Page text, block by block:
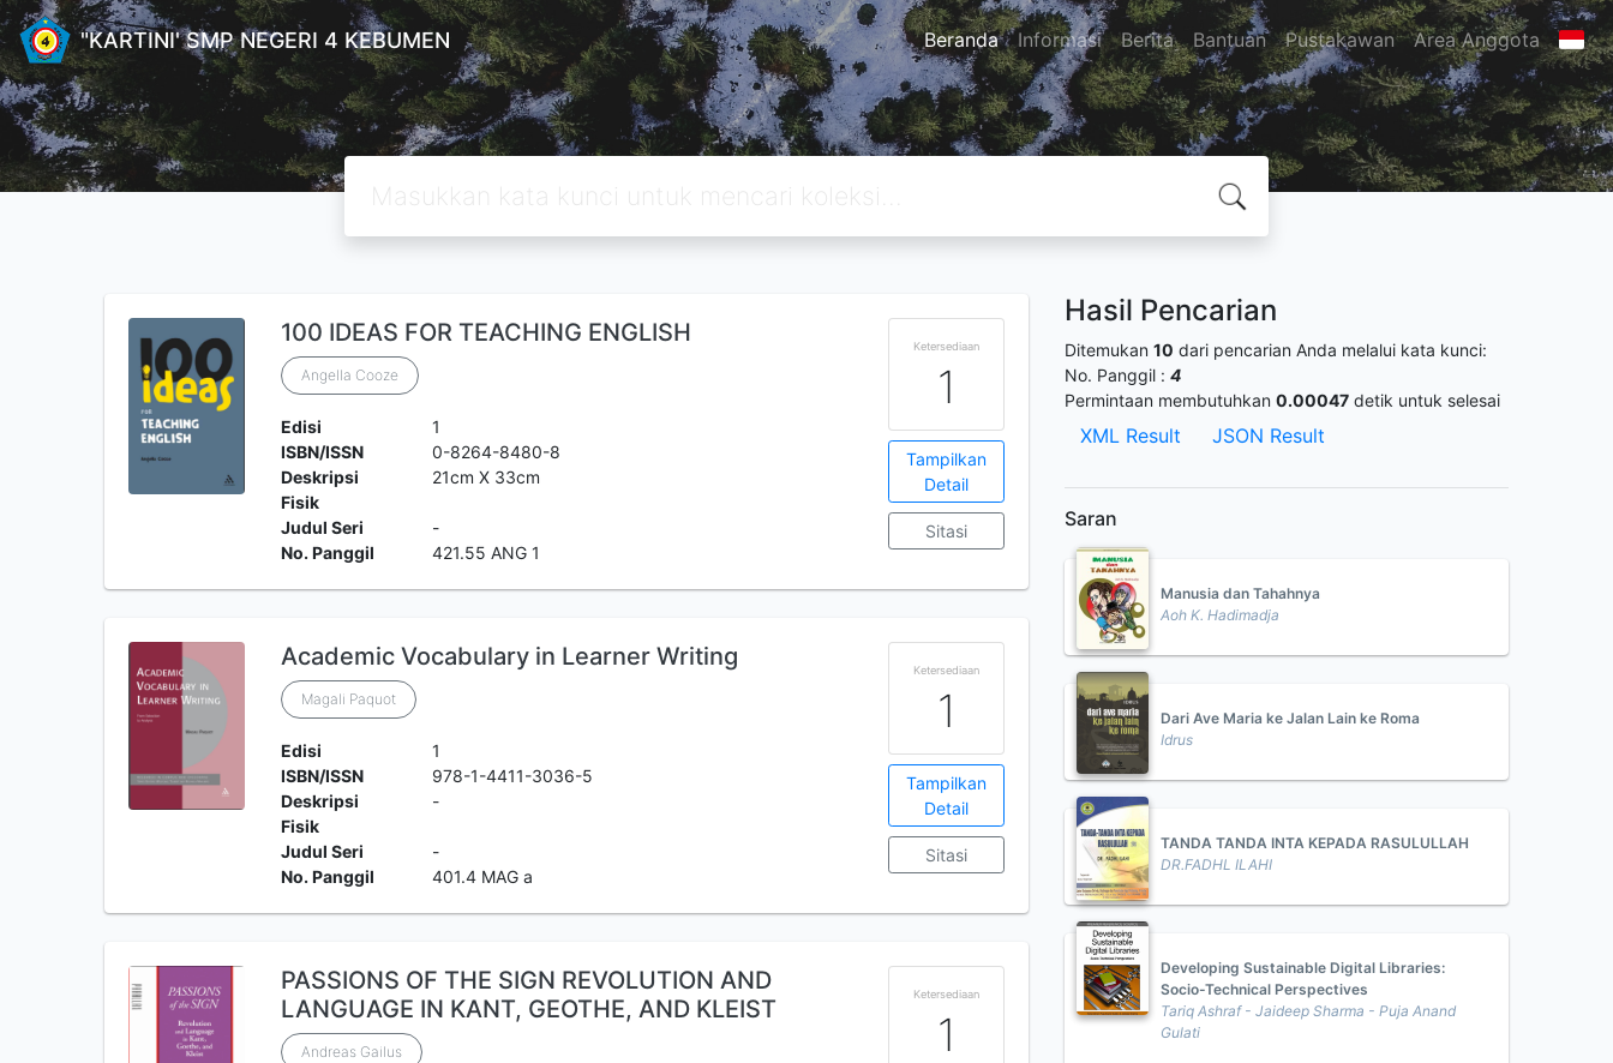
"KARTINI' SMP NEGERI 4 KEBUMEN Beranda Informasi Berita Bantuan Pustakawan Area Anggota
100 IDEAS FOR TEACHING ENGLISH
Angella Cooze
Edisi
1
ISBN/ISSN
0-8264-8480-8
Deskripsi
Fisik
21cm X 33cm
Judul Seri
-
No. Panggil
421.55 ANG 1
Ketersediaan
1
Tampilkan
Detail
Sitasi
Academic Vocabulary in Learner Writing
Magali Paquot
Edisi
1
ISBN/ISSN
978-1-4411-3036-5
Deskripsi
Fisik
-
Judul Seri
-
No. Panggil
401.4 MAG a
Ketersediaan
1
Tampilkan
Detail
Sitasi
PASSIONS OF THE SIGN REVOLUTION AND
LANGUAGE IN KANT, GEOTHE, AND KLEIST
Andreas Gailus
Ketersediaan
1
Hasil Pencarian
Ditemukan 10 dari pencarian Anda melalui kata kunci:
No. Panggil : 4
Permintaan membutuhkan 0.00047 detik untuk selesai
XML Result JSON Result
Saran
Manusia dan Tahahnya
Aoh K. Hadimadja
Dari Ave Maria ke Jalan Lain ke Roma
Idrus
TANDA TANDA INTA KEPADA RASULULLAH
DR.FADHL ILAHI
Developing Sustainable Digital Libraries:
Socio-Technical Perspectives
Tariq Ashraf - Jaideep Sharma - Puja Anand
Gulati